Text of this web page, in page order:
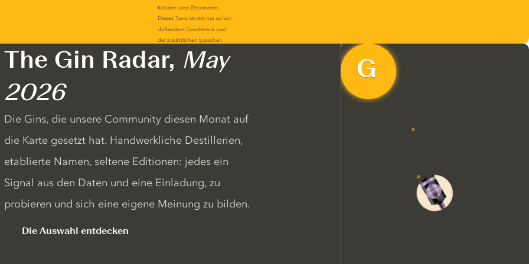
The Gin Radar, May
2026
Die Gins, die unsere Community diesen Monat auf
die Karte gesetzt hat. Handwerkliche Destillerien,
etablierte Namen, seltene Editionen: jedes ein
Signal aus den Daten und eine Einladung, zu
probieren und sich eine eigene Meinung zu bilden.
Die Auswahl entdecken